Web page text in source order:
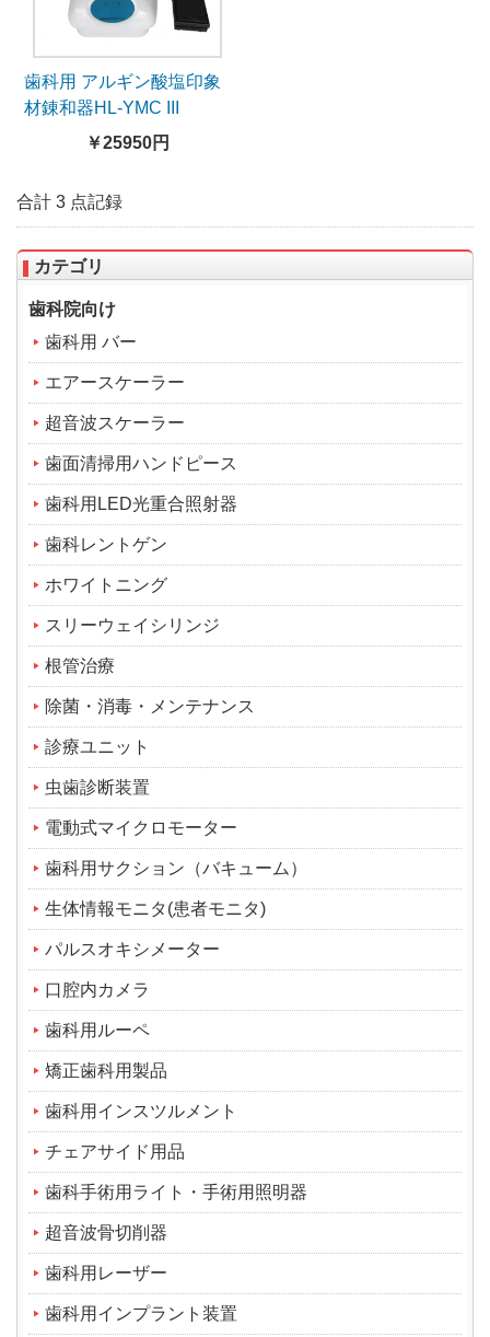
歯科用 アルギン酸塩印象
材錬和器HL-YMC III
￥25950円
合計 3 点記録
カテゴリ
歯科院向け
歯科用 バー
エアースケーラー
超音波スケーラー
歯面清掃用ハンドピース
歯科用LED光重合照射器
歯科レントゲン
ホワイトニング
スリーウェイシリンジ
根管治療
除菌・消毒・メンテナンス
診療ユニット
虫歯診断装置
電動式マイクロモーター
歯科用サクション（バキューム）
生体情報モニタ(患者モニタ)
パルスオキシメーター
口腔内カメラ
歯科用ルーペ
矯正歯科用製品
歯科用インスツルメント
チェアサイド用品
歯科手術用ライト・手術用照明器
超音波骨切削器
歯科用レーザー
歯科用インプラント装置